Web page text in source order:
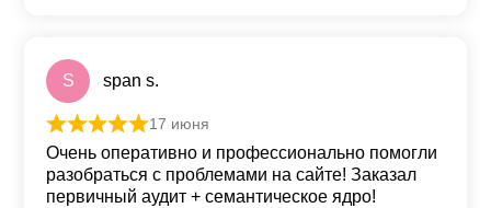
S span s.
Оценка
17 июня
Очень оперативно и профессионально помогли
разобраться с проблемами на сайте! Заказал
первичный аудит + семантическое ядро!